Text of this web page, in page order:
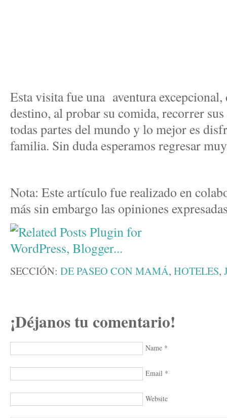
Esta visita fue una aventura
destino, al probar su comida, recorrer
todas partes del mundo y lo mejor es
familia. Sin duda esperamos regresar
Nota: Este artículo fue realizado en
más sin embargo las opiniones
SECCIÓN: DE PASEO CON MAMÁ, HOTELES,
¡Déjanos tu comentario!
Name *
Email *
Website